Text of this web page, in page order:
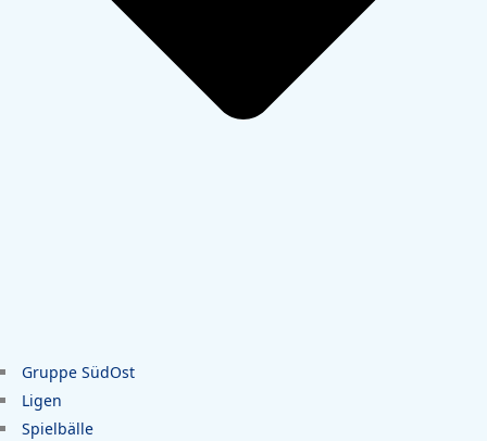
Gruppe SüdOst
Ligen
Spielbälle